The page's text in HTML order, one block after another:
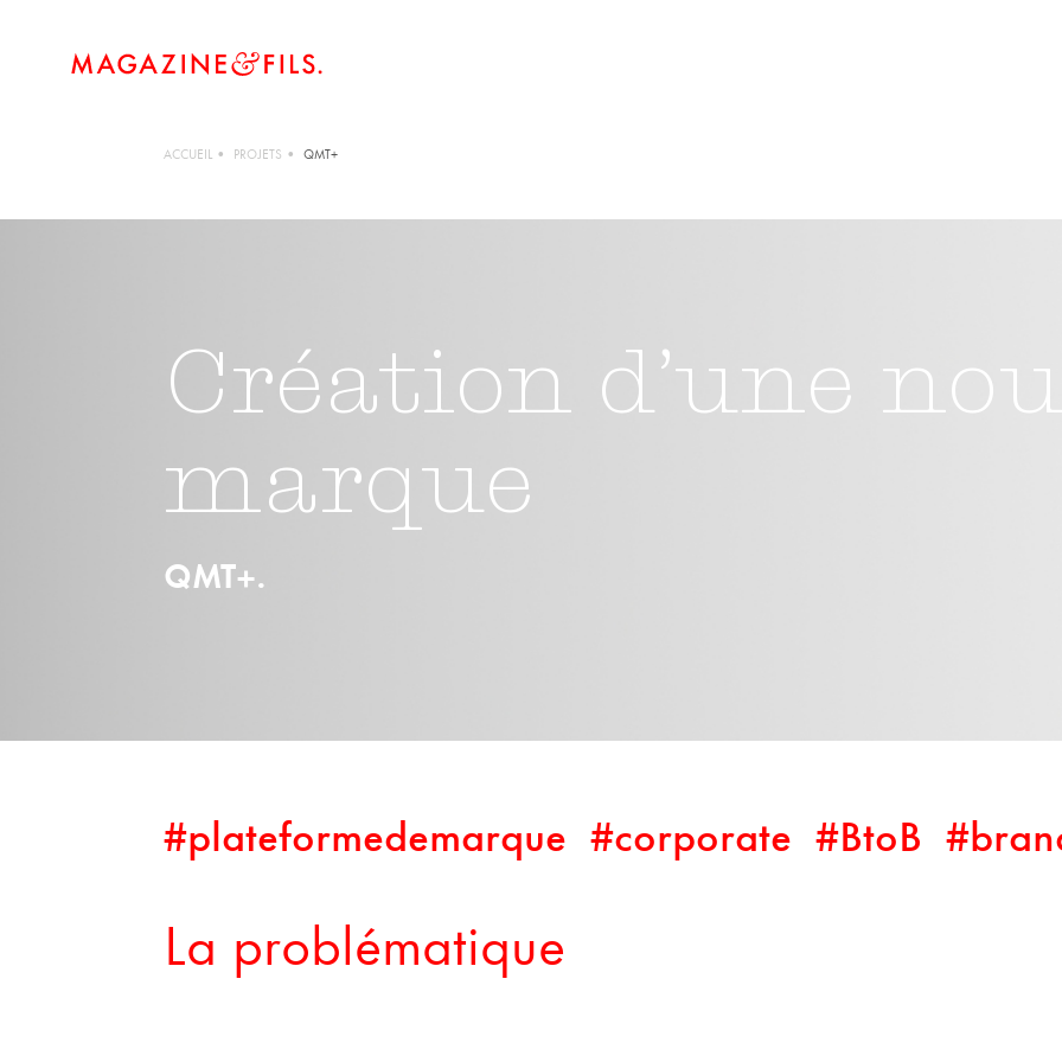
ACCUEIL PROJETS QMT+
Création d’une
marque
QMT+.
#plateformedemarque #corporate #BtoB
La problématique